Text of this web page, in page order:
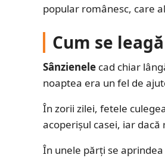
popular românesc, care
Cum se
Sânzienele cad chiar
noaptea era un fel de
În zorii zilei, fetele
acoperișul casei, iar
În unele părți se